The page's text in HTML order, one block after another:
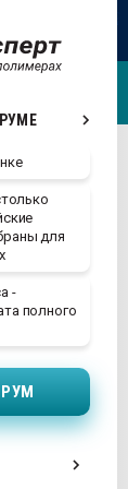
для
-
полного